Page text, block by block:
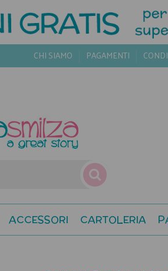
CHI SIAMO PAGAMENTI
ACCESSORI CARTOLERIA